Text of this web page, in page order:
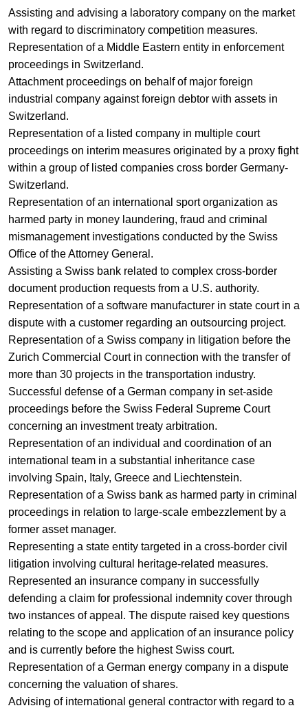
Assisting and advising a laboratory company on the market
with regard to discriminatory competition measures.
Representation of a Middle Eastern entity in enforcement
proceedings in Switzerland.
Attachment proceedings on behalf of major foreign
industrial company against foreign debtor with assets in
Switzerland.
Representation of a listed company in multiple court
proceedings on interim measures originated by a proxy fight
within a group of listed companies cross border Germany-
Switzerland.
Representation of an international sport organization as
harmed party in money laundering, fraud and criminal
mismanagement investigations conducted by the Swiss
Office of the Attorney General.
Assisting a Swiss bank related to complex cross-border
document production requests from a U.S. authority.
Representation of a software manufacturer in state court in a
dispute with a customer regarding an outsourcing project.
Representation of a Swiss company in litigation before the
Zurich Commercial Court in connection with the transfer of
more than 30 projects in the transportation industry.
Successful defense of a German company in set-aside
proceedings before the Swiss Federal Supreme Court
concerning an investment treaty arbitration.
Representation of an individual and coordination of an
international team in a substantial inheritance case
involving Spain, Italy, Greece and Liechtenstein.
Representation of a Swiss bank as harmed party in criminal
proceedings in relation to large-scale embezzlement by a
former asset manager.
Representing a state entity targeted in a cross-border civil
litigation involving cultural heritage-related measures.
Represented an insurance company in successfully
defending a claim for professional indemnity cover through
two instances of appeal. The dispute raised key questions
relating to the scope and application of an insurance policy
and is currently before the highest Swiss court.
Representation of a German energy company in a dispute
concerning the valuation of shares.
Advising of international general contractor with regard to a